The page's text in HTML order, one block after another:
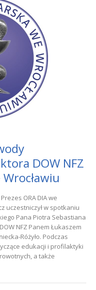
DOW NFZ
ORA DIA we
uczestniczył w spotkaniu
Pana Piotra Sebastiana
NFZ Panem Łukaszem
Różyło. Podczas
edukacji i profilaktyki
a także